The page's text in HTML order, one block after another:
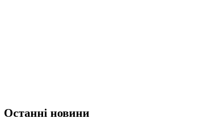
Останні новини